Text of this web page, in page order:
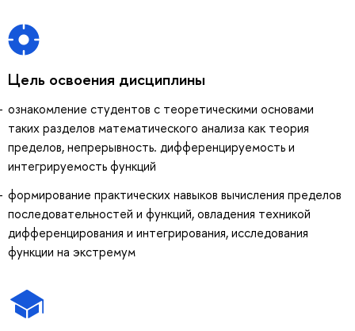
Цель освоения дисциплины
ознакомление студентов с теоретическими основами
таких разделов математического анализа как теория
пределов, непрерывность. дифференцируемость и
интегрируемость функций
формирование практических навыков вычисления пределов
последовательностей и функций, овладения техникой
дифференцирования и интегрирования, исследования
функции на экстремум